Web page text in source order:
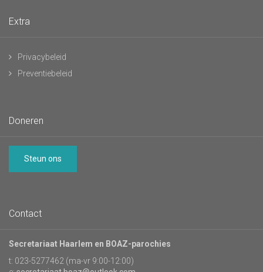
Extra
Privacybeleid
Preventiebeleid
Doneren
Steun ons
Contact
Secretariaat Haarlem en BOAZ-parochies
t: 023-5277462 (ma-vr 9:00-12:00)